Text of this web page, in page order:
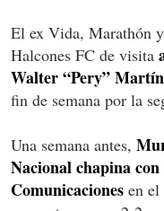
El ex Vida, Marathón
Halcones FC de visita
Walter “Pery”
fin de semana por la
Una semana antes,
Nacional chapina
Comunicaciones en